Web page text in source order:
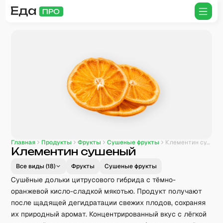
Главная Продукты Фрукты Сушеные фрукты Клементин сушеный
Клементин сушеный
Все виды (18) Фрукты Сушеные фрукты
Сушёные дольки цитрусового гибрида с тёмно-
оранжевой кисло-сладкой мякотью. Продукт получают
после щадящей дегидратации свежих плодов, сохраняя
их природный аромат. Концентрированный вкус с лёгкой